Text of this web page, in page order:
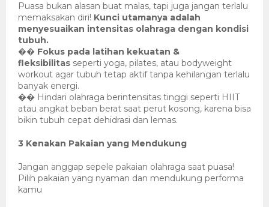
Puasa bukan alasan buat malas, tapi juga jangan terlalu
memaksakan diri! Kunci utamanya adalah
menyesuaikan intensitas olahraga dengan kondisi
tubuh.
�� Fokus pada latihan kekuatan &
fleksibilitas seperti yoga, pilates, atau bodyweight
workout agar tubuh tetap aktif tanpa kehilangan terlalu
banyak energi.
�� Hindari olahraga berintensitas tinggi seperti HIIT
atau angkat beban berat saat perut kosong, karena bisa
bikin tubuh cepat dehidrasi dan lemas.
3 Kenakan Pakaian yang Mendukung
Jangan anggap sepele pakaian olahraga saat puasa!
Pilih pakaian yang nyaman dan mendukung performa
kamu